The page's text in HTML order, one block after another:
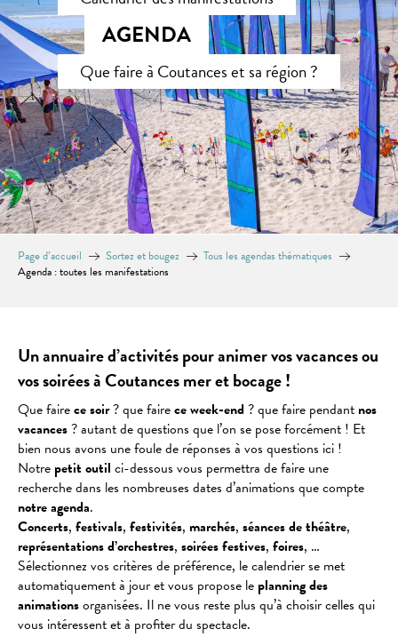
AGENDA
Que faire à Coutances et sa région ?
Page d’accueil Sortez et bougez
Tous les agendas thématiques
Agenda : toutes les manifestations
Un annuaire d’activités pour animer vos vacances ou
vos soirées à Coutances mer et bocage !
Que fairece soir? que fairece week-end ? que faire pendant nos
vacances? autant de questions que l’on se pose forcément ! Et
bien nous avons une foule de réponses à vos questions ici !
Notre petit outil ci-dessous vous permettra de faire une
recherche dans les nombreuses dates d’animations que compte
notre agenda.
Concerts, festivals, festivités, marchés, séancesdethéâtre,
représentationsd’orchestres, soiréesfestives, foires, …
Sélectionnez vos critères de préférence, le calendrier se met
automatiquement à jour et vous propose le planning des
animationsorganisées. Il ne vous reste plus qu’à choisir celles qui
vous intéressent et à profiter du spectacle.